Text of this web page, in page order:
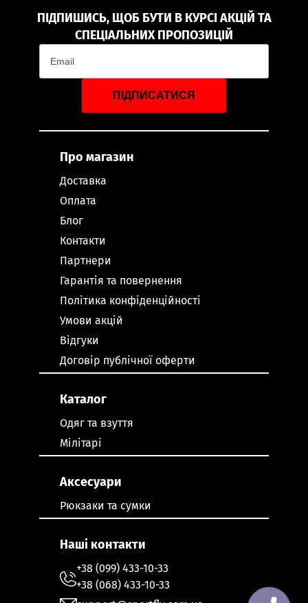
ПІДПИШИСЬ, ЩОБ БУТИ В КУРСІ АКЦІЙ ТА
СПЕЦІАЛЬНИХ ПРОПОЗИЦІЙ
ПІДПИСАТИСЯ
Про магазин
Доставка
Оплата
Блог
Контакти
Партнери
Гарантія та повернення
Політика конфіденційності
Умови акцій
Відгуки
Договір публічної оферти
Каталог
Одяг та взуття
Мілітарі
Аксесуари
Рюкзаки та сумки
Наші контакти
+38 (099) 433-10-33
+38 (068) 433-10-33